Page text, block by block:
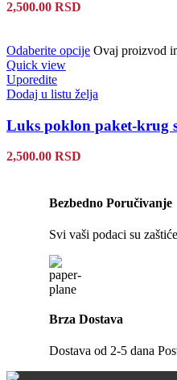
2,500.00 RSD
Odaberite opcije Ovaj proizvod
Quick view
Uporedite
Dodaj u listu želja
Luks poklon paket-krug
2,500.00 RSD
Bezbedno Poručivanje
Svi vaši podaci su
Brza Dostava
Dostava od 2-5 dana